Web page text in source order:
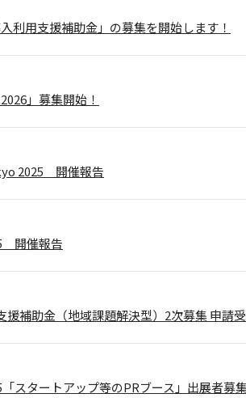
利用支援補助金」の募集を開始します！
」募集開始！
2025 開催報告
開催報告
補助金（地域課題解決型）2次募集 申請受
スタートアップ等のPRブース」出展者募